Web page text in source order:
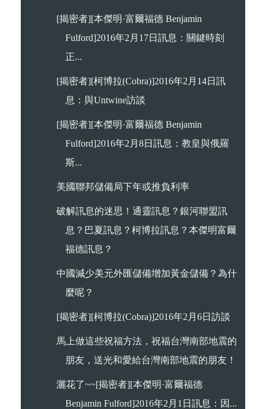
[揭密者][本傑明·富爾福德 Benjamin
Fulford]2016年2月17日訊息：關鍵時刻
正...
[揭密者][柯博拉(Cobra)]2016年2月14日訊
息：與Untwine訪談
[揭密者][本傑明·富爾福德 Benjamin
Fulford]2016年2月8日訊息：教皇與俄羅
斯...
美國聯邦儲備局下年或推負利率
破解訊息的迷思！通靈訊息？銀河聯盟訊
息？巴夏訊息？柯博拉訊息？本傑明富爾
福德訊息？
中國減少美元外匯儲備增加黃金儲備？為什
麼呢？
[揭密者][柯博拉(Cobra)]2016年2月6日訪談
馬上做這些祝福方法，祝福台灣南部地震的
朋友，送光和愛給台灣南部地震的朋友！
灑花了~~[揭密者][本傑明·富爾福德
Benjamin Fulford]2016年2月1日訊息：因...